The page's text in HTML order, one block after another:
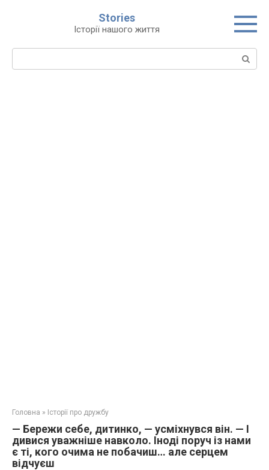
Stories
Історії нашого життя
Пошук:
Головна » Історії про дружбу
— Бережи себе, дитинко, — усміхнувся він. — І
дивися уважніше навколо. Іноді поруч із нами
є ті, кого очима не побачиш… але серцем
відчуєш